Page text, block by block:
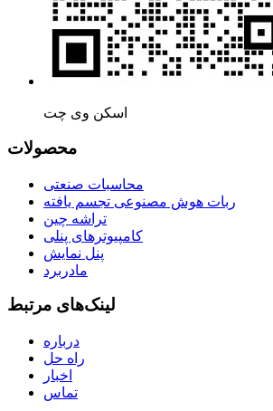
اسکن وی چت
محصولات
محاسبات صنعتی
ربات هوش مصنوعی تجسم یافته
تراشه چین
کامپیوترهای پنلی
پنل نمایش
مادربرد
لینک‌های مرتبط
درباره
راه حل
اخبار
تماس